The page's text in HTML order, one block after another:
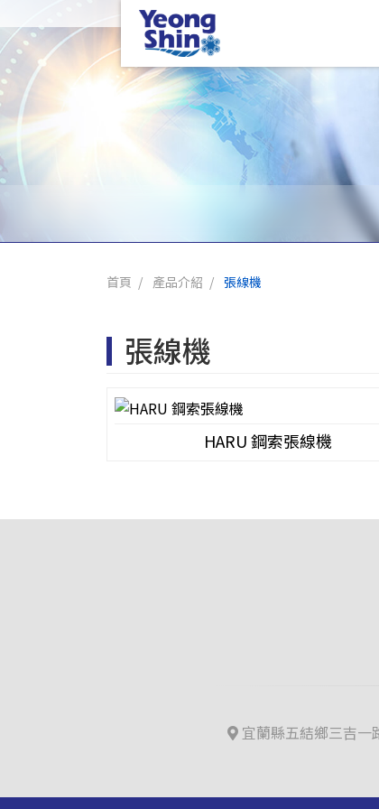
首頁 產品介紹 張線機
張線機
HARU 鋼索張線機
宜蘭縣五結鄉三吉一